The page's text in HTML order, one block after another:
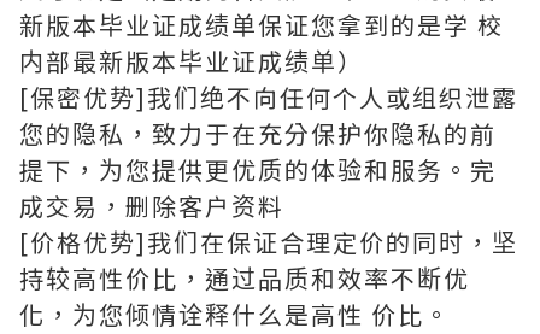
新版本毕业证成绩单保证您拿到的是学 校
内部最新版本毕业证成绩单）
[保密优势]我们绝不向任何个人或组织泄露
您的隐私，致力于在充分保护你隐私的前
提下，为您提供更优质的体验和服务。完
成交易，删除客户资料
[价格优势]我们在保证合理定价的同时，坚
持较高性价比，通过品质和效率不断优
化，为您倾情诠释什么是高性 价比。